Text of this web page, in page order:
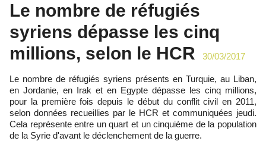
Le nombre de réfugiés
syriens dépasse les cinq
millions, selon le HCR
30/03/2017
Le nombre de réfugiés syriens présents en Turquie, au Liban,
en Jordanie, en Irak et en Egypte dépasse les cinq millions,
pour la première fois depuis le début du conflit civil en 2011,
selon données recueillies par le HCR et communiquées jeudi.
Cela représente entre un quart et un cinquième de la population
de la Syrie d'avant le déclenchement de la guerre.